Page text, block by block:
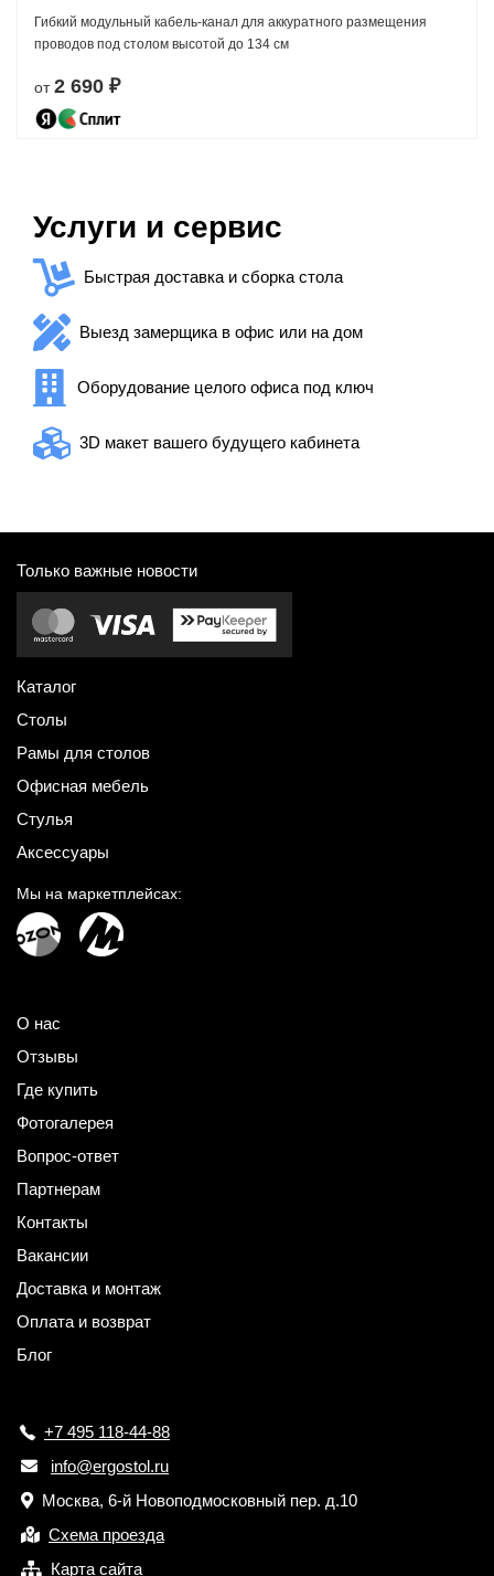
Гибкий модульный кабель-канал для аккуратного размещения
проводов под столом высотой до 134 см
от2 690 ₽
Услуги и сервис
Быстрая доставка и сборка стола
Выезд замерщика в офис или на дом
Оборудование целого офиса под ключ
3D макет вашего будущего кабинета
Только важные новости
Каталог
Столы
Рамы для столов
Офисная мебель
Стулья
Аксессуары
Мы на маркетплейсах:
О нас
Отзывы
Где купить
Фотогалерея
Вопрос-ответ
Партнерам
Контакты
Вакансии
Доставка и монтаж
Оплата и возврат
Блог
+7 495 118-44-88
info@ergostol.ru
Москва, 6-й Новоподмосковный пер. д.10
Схема проезда
Карта сайта